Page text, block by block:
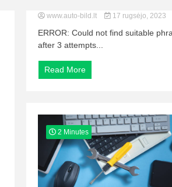
www.auto-bild.lt 17 rugsėjo, 2023
ERROR: Could not find suitable
after 3 attempts...
Read More
2 Minutes